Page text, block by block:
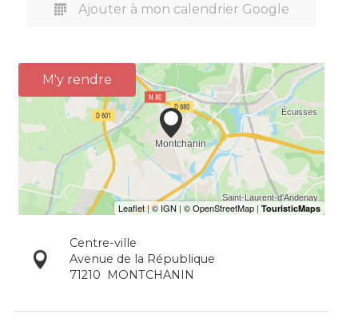
Ajouter à mon calendrier Google
M'y rendre
Centre-ville
Avenue de la République
71210
MONTCHANIN